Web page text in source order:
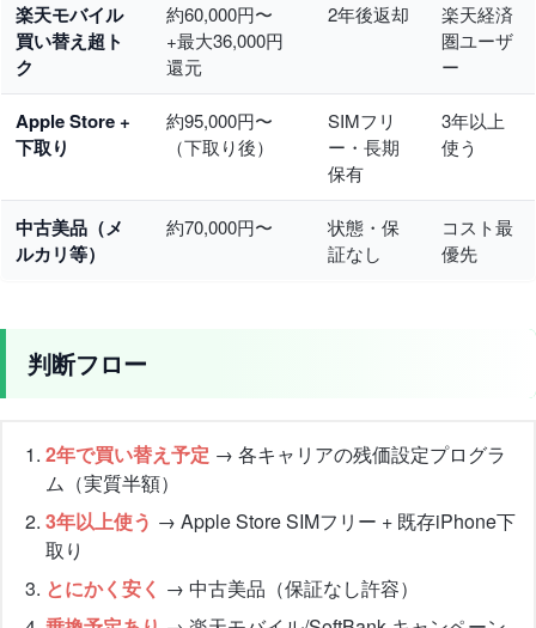
楽天モバイル
買い替え超ト
ク
約60,000円〜
+最大36,000円
還元
2年後返却
楽天経済
圏ユーザ
ー
Apple Store +
下取り
約95,000円〜
（下取り後）
SIMフリ
ー・長期
保有
3年以上
使う
中古美品（メ
ルカリ等）
約70,000円〜
状態・保
証なし
コスト最
優先
判断フロー
2年で買い替え予定 → 各キャリアの残価設定プログラ
ム（実質半額）
3年以上使う → Apple Store SIMフリー + 既存iPhone下
取り
とにかく安く → 中古美品（保証なし許容）